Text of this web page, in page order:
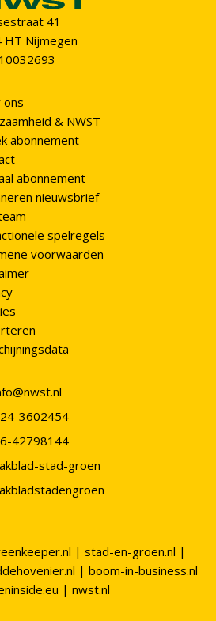
41
HT Nijmegen
ons
& NWST
abonnement
abonnement
nieuwsbrief
spelregels
voorwaarden
3602454
42798144
stad-groen
| stad-en-groen.nl |
| boom-in-business.nl
| nwst.nl